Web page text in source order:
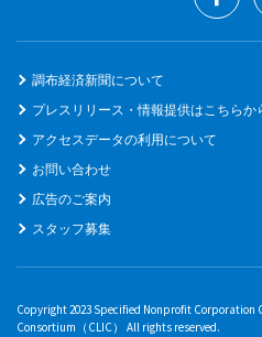
調布経済新聞について
プレスリリース・情報提供はこちらか
アクセスデータの利用について
お問い合わせ
広告のご案内
スタッフ募集
Copyright 2023 Specified Nonprofit Corporation
Consortium（CLIC） All rights reserved.